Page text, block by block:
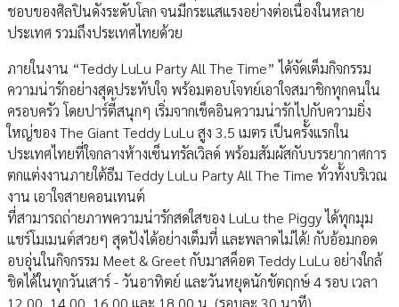
ชอบของศิลปินดังระดับโลก จนมีกระแสแรงอย่างต่อเนื่องในหลาย
ประเทศ รวมถึงประเทศไทยด้วย
ภายในงาน “Teddy LuLu Party All The Time” ได้จัดเต็มกิจกรรม
ความน่ารักอย่างสุดประทับใจ พร้อมตอบโจทย์เอาใจสมาชิกทุกคนใน
ครอบครัว โดยปาร์ตี้สนุกๆ เริ่มจากเช็คอินความน่ารักไปกับความยิ่ง
ใหญ่ของ The Giant Teddy LuLu สูง 3.5 เมตร เป็นครั้งแรกใน
ประเทศไทยที่ใจกลางห้างเซ็นทรัลเวิลด์ พร้อมสัมผัสกับบรรยากาศการ
ตกแต่งงานภายใต้ธีม Teddy LuLu Party All The Time ทั่วทั้งบริเวณ
งาน เอาใจสายคอนเทนต์
ที่สามารถถ่ายภาพความน่ารักสดใสของ LuLu the Piggy ได้ทุกมุม
แชร์โมเมนต์สวยๆ สุดปังได้อย่างเต็มที่ และพลาดไม่ได้! กับอ้อมกอด
อบอุ่นในกิจกรรม Meet & Greet กับมาสค็อต Teddy LuLu อย่างใกล้
ชิดได้ในทุกวันเสาร์ - วันอาทิตย์ และวันหยุดนักขัตฤกษ์ 4 รอบ เวลา
12.00, 14.00, 16.00 และ 18.00 น. (รอบละ 30 นาที)